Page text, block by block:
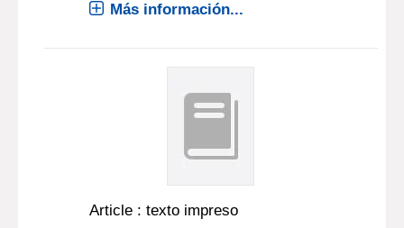
Más información...
Article : texto impreso